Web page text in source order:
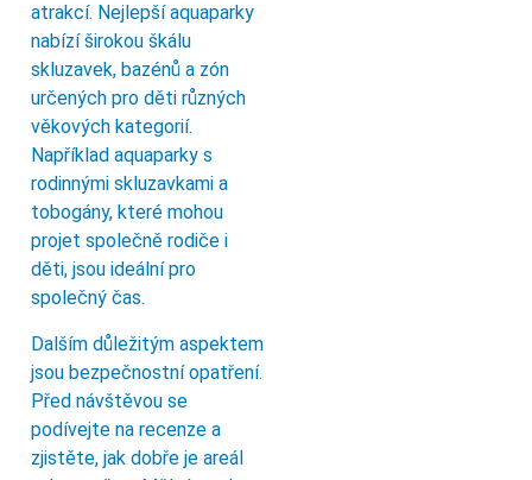
atrakcí. Nejlepší aquaparky
nabízí širokou škálu
skluzavek, bazénů a zón
určených pro děti různých
věkových kategorií.
Například aquaparky s
rodinnými skluzavkami a
tobogány, které mohou
projet společně rodiče i
děti, jsou ideální pro
společný čas.
Dalším důležitým aspektem
jsou bezpečnostní opatření.
Před návštěvou se
podívejte na recenze a
zjistěte, jak dobře je areál